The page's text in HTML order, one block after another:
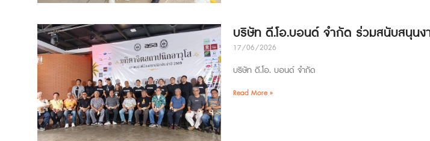
บริษัท ดี.โอ.บอนด์ จำกัด ร่วมสนับสนุน
17/06/2026
บริษัท ดี.โอ. บอนด์ จำกัด
Read More »